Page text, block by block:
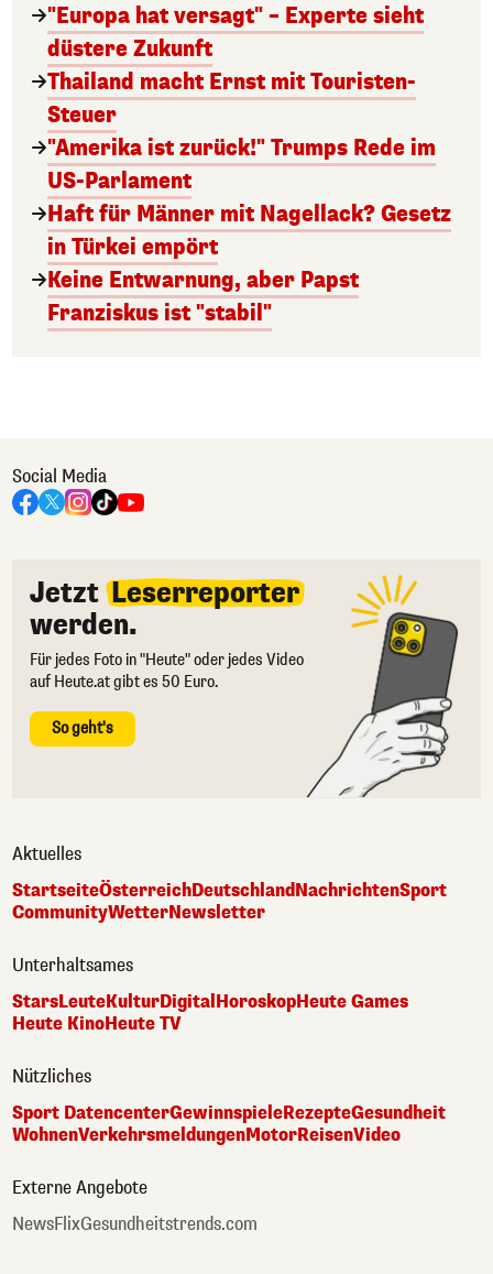
"Europa hat versagt" – Experte sieht
düstere Zukunft
Thailand macht Ernst mit Touristen-
Steuer
"Amerika ist zurück!" Trumps Rede im
US-Parlament
Haft für Männer mit Nagellack? Gesetz
in Türkei empört
Keine Entwarnung, aber Papst
Franziskus ist "stabil"
Social Media
Jetzt Leserreporter
werden.
Für jedes Foto in "Heute" oder jedes Video
auf Heute.at gibt es 50 Euro.
So geht's
Aktuelles
StartseiteÖsterreichDeutschlandNachrichtenSport
CommunityWetterNewsletter
Unterhaltsames
StarsLeuteKulturDigitalHoroskopHeute Games
Heute KinoHeute TV
Nützliches
Sport DatencenterGewinnspieleRezepteGesundheit
WohnenVerkehrsmeldungenMotorReisenVideo
Externe Angebote
NewsFlixGesundheitstrends.com